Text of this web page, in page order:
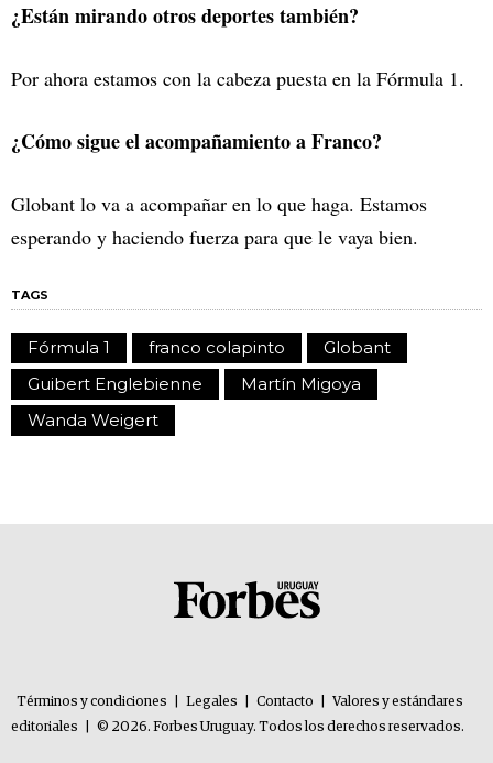
¿Están mirando otros deportes también?
Por ahora estamos con la cabeza puesta en la Fórmula 1.
¿Cómo sigue el acompañamiento a Franco?
Globant lo va a acompañar en lo que haga. Estamos
esperando y haciendo fuerza para que le vaya bien.
TAGS
Fórmula 1 franco colapinto
Globant
Guibert Englebienne
Martín Migoya
Wanda Weigert
Términos y condiciones Legales Contacto
Valores y estándares
editoriales
© 2026. Forbes Uruguay. Todos los derechos reservados.